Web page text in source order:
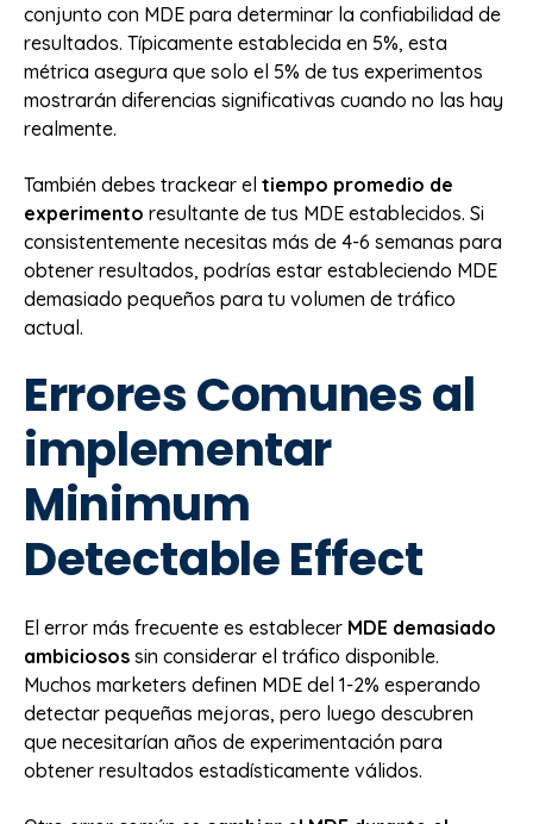
conjunto con MDE para determinar la confiabilidad de
resultados. Típicamente establecida en 5%, esta
métrica asegura que solo el 5% de tus experimentos
mostrarán diferencias significativas cuando no las hay
realmente.
También debes trackear el tiempo promedio de
experimento resultante de tus MDE establecidos. Si
consistentemente necesitas más de 4-6 semanas para
obtener resultados, podrías estar estableciendo MDE
demasiado pequeños para tu volumen de tráfico
actual.
Errores Comunes al
implementar
Minimum
Detectable Effect
El error más frecuente es establecer MDE demasiado
ambiciosos sin considerar el tráfico disponible.
Muchos marketers definen MDE del 1-2% esperando
detectar pequeñas mejoras, pero luego descubren
que necesitarían años de experimentación para
obtener resultados estadísticamente válidos.